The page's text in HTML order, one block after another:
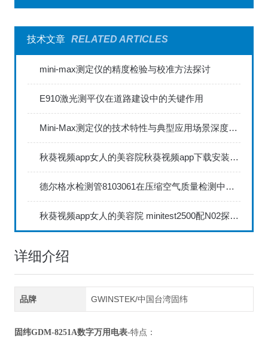
技术文章 RELATED ARTICLES
mini-max测定仪的精度检验与校准方法探讨
E910激光测平仪在道路建设中的关键作用
Mini-Max测定仪的技术特性与典型应用场景深度解读
秋葵视频app女人的美容院秋葵视频app下载安装735FN1.5正确的校准步骤
德尔格水检测管8103061在压缩空气质量检测中的应用
秋葵视频app女人的美容院 minitest2500配N02探头如何两点校准？
详细介绍
品牌 GWINSTEK/中国台湾固纬
固纬GDM-8251A数字万用电表-特点：